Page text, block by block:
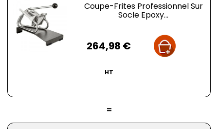
Coupe-Frites Professionnel Sur
Socle Epoxy...
264,98 €
HT
=